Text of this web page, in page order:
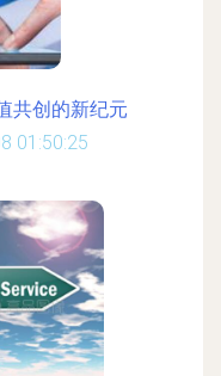
共创的新纪元
01:50:25